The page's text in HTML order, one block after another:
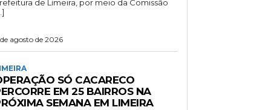
de Limeira, por meio da Comissão
agosto de 2026
SÓ CACARECO
EM 25 BAIRROS NA
SEMANA EM LIMEIRA